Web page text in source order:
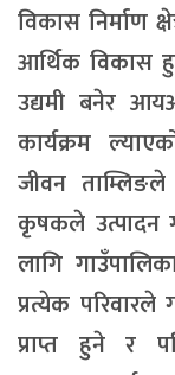
विकास निर्माण
आर्थिक विकास
उद्यमी बनेर
कार्यक्रम
जीवन
कृषकले उत्पादन
लागि
प्रत्येक
प्राप्त हुने र